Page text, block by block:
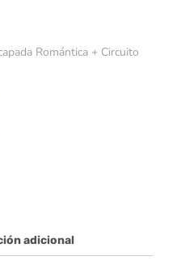
Romántica + Circuito
adicional